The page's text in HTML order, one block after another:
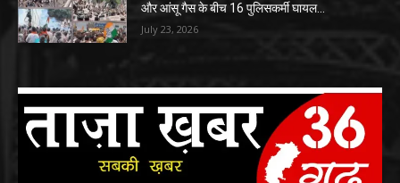
और आंसू गैस के बीच 16 पुलिसकर्मी घायल…
July 23, 2026